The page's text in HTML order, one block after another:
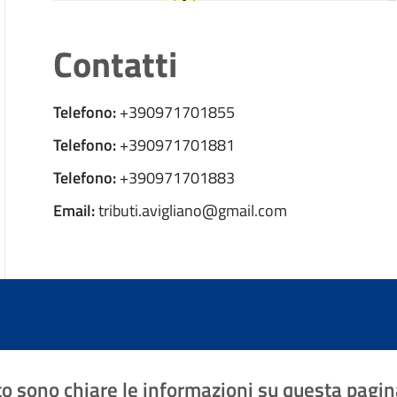
Contatti
Telefono:+390971701855
Telefono:+390971701881
Telefono:+390971701883
Email:tributi.avigliano@gmail.com
sono chiare le informazioni su questa